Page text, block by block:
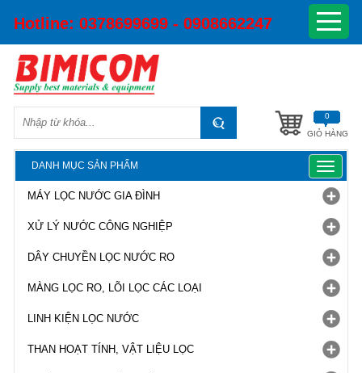
Hotline: 0378699699 - 0908662247
GIỎ HÀNG
0
DANH MỤC SẢN PHẨM
Toggle
MÁY LỌC NƯỚC GIA ĐÌNH
XỬ LÝ NƯỚC CÔNG NGHIỆP
DÂY CHUYỀN LỌC NƯỚC RO
MÀNG LỌC RO, LÕI LỌC CÁC LOẠI
LINH KIỆN LỌC NƯỚC
THAN HOẠT TÍNH, VẬT LIỆU LỌC